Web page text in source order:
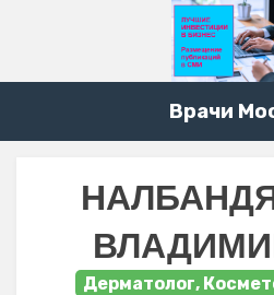
Врачи
Дерматолог,